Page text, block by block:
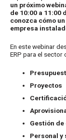
un próximo
de 10:00 a 11:00
conozca cómo
empresa
En este webinar
ERP para el
Proyectos
Gestión
Personal y